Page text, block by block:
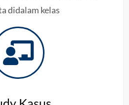
didalam kelas